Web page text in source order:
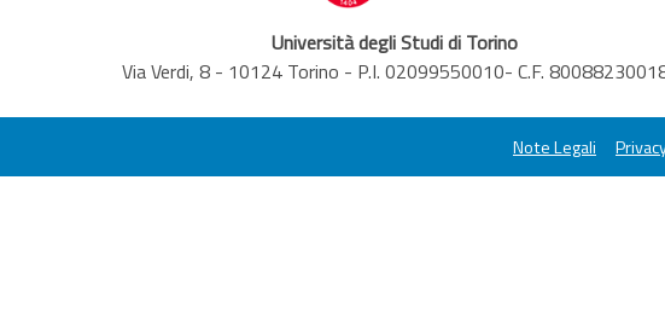
Università degli Studi di Torino
Via Verdi, 8 - 10124 Torino - P.I. 02099550010- C.F.
Note Legali